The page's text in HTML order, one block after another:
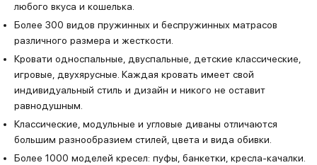
любого вкуса и кошелька.
Более 300 видов пружинных и беспружинных матрасов
различного размера и жесткости.
Кровати односпальные, двуспальные, детские классические,
игровые, двухярусные. Каждая кровать имеет свой
индивидуальный стиль и дизайн и никого не оставит
равнодушным.
Классические, модульные и угловые диваны отличаются
большим разнообразием стилей, цвета и вида обивки.
Более 1000 моделей кресел: пуфы, банкетки, кресла-качалки.